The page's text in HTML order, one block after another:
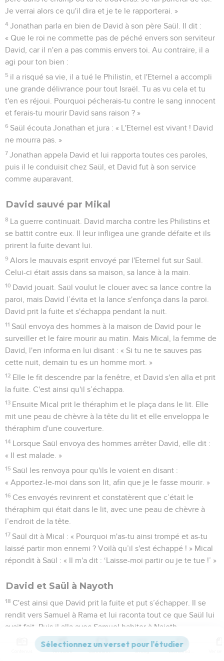
Je verrai alors ce qu'il dira et je te le rapporterai. »
4 Jonathan parla en bien de David à son père Saül. Il dit :
« Que le roi ne commette pas de péché envers son serviteur
David, car il n'en a pas commis envers toi. Au contraire, il a
agi pour ton bien :
5 il a risqué sa vie, il a tué le Philistin, et l'Eternel a accompli
une grande délivrance pour tout Israël. Tu as vu cela et tu
t'en es réjoui. Pourquoi pécherais-tu contre le sang innocent
et ferais-tu mourir David sans raison ? »
6 Saül écouta Jonathan et jura : « L'Eternel est vivant ! David
ne mourra pas. »
7 Jonathan appela David et lui rapporta toutes ces paroles,
puis il le conduisit chez Saül, et David fut à son service
comme auparavant.
David sauvé par Mikal
8 La guerre continuait. David marcha contre les Philistins et
se battit contre eux. Il leur infligea une grande défaite et ils
prirent la fuite devant lui.
9 Alors le mauvais esprit envoyé par l'Eternel fut sur Saül.
Celui-ci était assis dans sa maison, sa lance à la main.
10 David jouait. Saül voulut le clouer avec sa lance contre la
paroi, mais David l’évita et la lance s'enfonça dans la paroi.
David prit la fuite et s'échappa pendant la nuit.
11 Saül envoya des hommes à la maison de David pour le
surveiller et le faire mourir au matin. Mais Mical, la femme de
David, l'en informa en lui disant : « Si tu ne te sauves pas
cette nuit, demain tu es un homme mort. »
12 Elle le fit descendre par la fenêtre, et David s'en alla et prit
la fuite. C'est ainsi qu'il s’échappa.
13 Ensuite Mical prit le théraphim et le plaça dans le lit. Elle
mit une peau de chèvre à la tête du lit et elle enveloppa le
théraphim d'une couverture.
14 Lorsque Saül envoya des hommes arrêter David, elle dit :
« Il est malade. »
15 Saül les renvoya pour qu'ils le voient en disant :
« Apportez-le-moi dans son lit, afin que je le fasse mourir. »
16 Ces envoyés revinrent et constatèrent que c’était le
théraphim qui était dans le lit, avec une peau de chèvre à
l’endroit de la tête.
17 Saül dit à Mical : « Pourquoi m'as-tu ainsi trompé et as-tu
laissé partir mon ennemi ? Voilà qu’il s'est échappé ! » Mical
répondit à Saül : « Il m'a dit : ‘Laisse-moi partir ou je te tue !’ »
David et Saül à Nayoth
18 C'est ainsi que David prit la fuite et put s’échapper. Il se
rendit vers Samuel à Rama et lui raconta tout ce que Saül lui
avait fait. Puis il alla avec Samuel habiter à Najoth.
On le rapporta à Saül en disant : « David se trouve à
Najoth, près de Rama. »
Versions Commentaires Strong